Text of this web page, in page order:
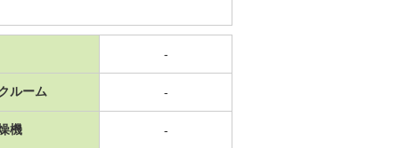
-
ルーム -
機 -